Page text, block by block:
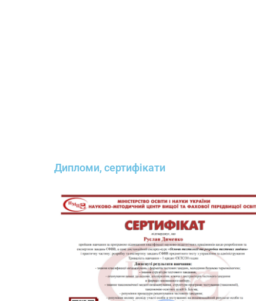
Дипломи, сертифікати